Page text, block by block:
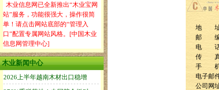
木业信息网已全新推出“木业宝网
站”服务，功能很强大，操作很简
单！请点击网站底部的“管理入
口”配置专属网站风格。[中国木业
信息网管理中心]
木业新闻中心
地 址
邮 编
电 话
传 真
手 机
电子邮
公司网